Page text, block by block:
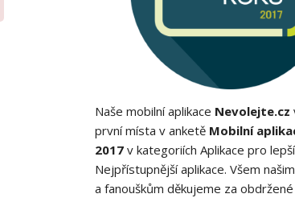
Naše mobilní aplikace Nevolejte.cz
první místa v anketě Mobilní
2017v kategoriích Aplikace pro
Nejpřístupnější aplikace. Všem
a fanouškům děkujeme za obdržené